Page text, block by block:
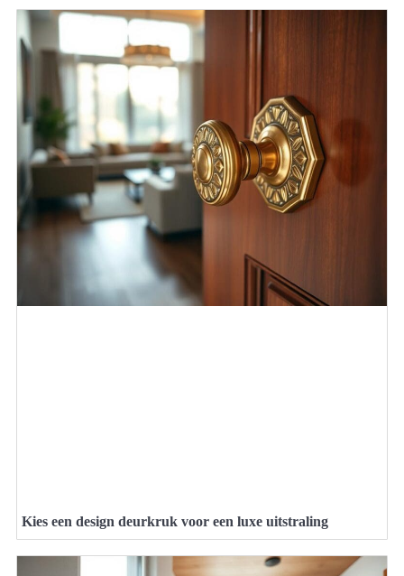
Kies een design deurkruk voor een luxe uitstraling